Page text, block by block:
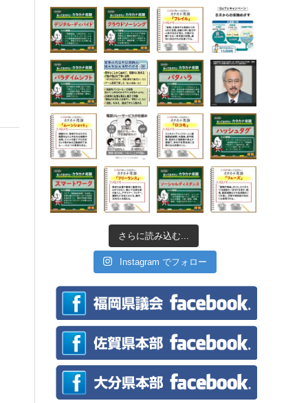
さらに読み込む...
Instagram でフォロー